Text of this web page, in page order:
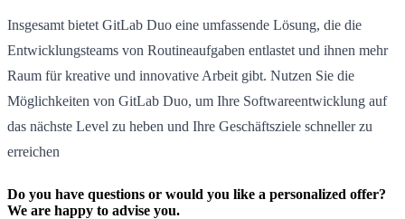
Insgesamt bietet GitLab Duo eine umfassende Lösung, die die
Entwicklungsteams von Routineaufgaben entlastet und ihnen mehr
Raum für kreative und innovative Arbeit gibt. Nutzen Sie die
Möglichkeiten von GitLab Duo, um Ihre Softwareentwicklung auf
das nächste Level zu heben und Ihre Geschäftsziele schneller zu
erreichen
Do you have questions or would you like a personalized offer?
We are happy to advise you.